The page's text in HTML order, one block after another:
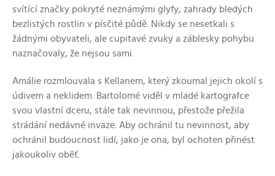
svítící značky pokryté neznámými glyfy, zahrady bledých
bezlistých rostlin v písčité půdě. Nikdy se nesetkali s
žádnými obyvateli, ale cupitavé zvuky a záblesky pohybu
naznačovaly, že nejsou sami.
Amálie rozmlouvala s Kellanem, který zkoumal jejich okolí s
údivem a neklidem. Bartolomé viděl v mladé kartografce
svou vlastní dceru, stále tak nevinnou, přestože přežila
strádání nedávné invaze. Aby ochránil tu nevinnost, aby
ochránil budoucnost lidí, jako je ona, byl ochoten přinést
jakoukoliv oběť.